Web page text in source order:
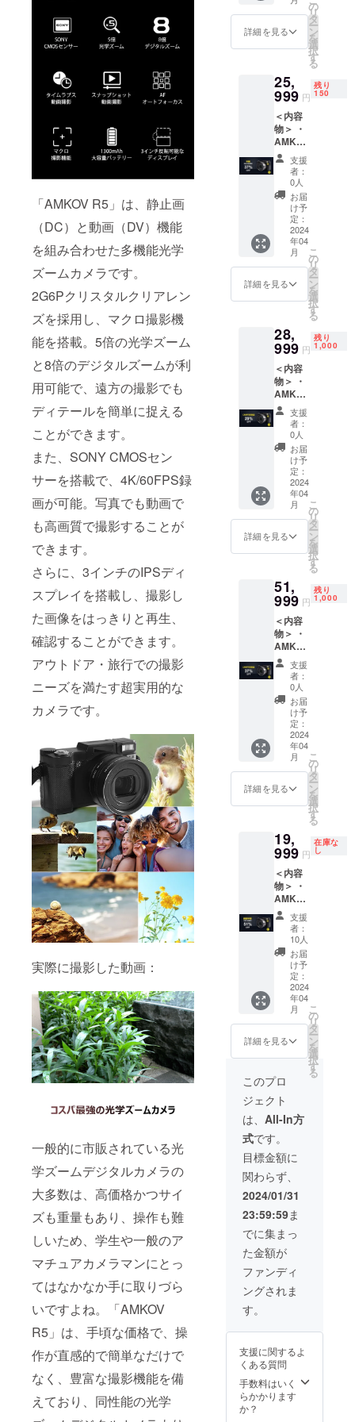
「AMKOV R5」は、静止画
（DC）と動画（DV）機能
を組み合わせた多機能光学
ズームカメラです。
2G6Pクリスタルクリアレン
ズを採用し、マクロ撮影機
能を搭載。5倍の光学ズーム
と8倍のデジタルズームが利
用可能で、遠方の撮影でも
ディテールを簡単に捉える
ことができます。
また、SONY CMOSセン
サーを搭載で、4K/60FPS録
画が可能。写真でも動画で
も高画質で撮影することが
できます。
さらに、3インチのIPSディ
スプレイを搭載し、撮影し
た画像をはっきりと再生、
確認することができます。
アウトドア・旅行での撮影
ニーズを満たす超実用的な
カメラです。
実際に撮影した動画：
一般的に市販されている光
学ズームデジタルカメラの
大多数は、高価格かつサイ
ズも重量もあり、操作も難
しいため、学生や一般のア
マチュアカメラマンにとっ
てはなかなか手に取りづら
いですよね。「AMKOV
R5」は、手頃な価格で、操
作が直感的で簡単なだけで
なく、豊富な撮影機能を備
えており、同性能の光学
デジタルな
どの革新的
な商品に注
内外のクラ
ウドファン
ディング
サービスを
ワンストッ
プで提供し
ておりま
・レン
ズ
キャッ
プ×1 ・
スト
×1 ・レ
ンズ
フード
×1 ・日
本語版
取扱説
明書×1
※送料込
の価格
となり
ます。
※一般販
売予定
価格
40,999
円。
詳細を見る
の
リ
タ
ー
ン
を
選
択
す
る
25,
999 円
残り
150
＜内容
物＞ ・
AMKOV
R5本体
×1 ・
1300m
Ahバッ
テリー
×1 ・充
電ケー
ブル×1
・レン
ズ
キャッ
プ×1 ・
スト
×1 ・レ
ンズ
フード
×1 ・日
本語版
取扱説
明書×1
※送料込
の価格
となり
ます。
※一般販
売予定
価格
40,999
円。
支援
者：
0人
お届
け予
定：
2024
年04
月
詳細を見る
こ
の
リ
タ
ー
ン
を
選
択
す
る
28,
999 円
残り
1,000
＜内容
物＞ ・
AMKOV
R5本体
×1 ・
1300m
Ahバッ
テリー
×1 ・充
電ケー
ブル×1
・レン
ズ
キャッ
プ×1 ・
スト
×1 ・レ
ンズ
フード
×1 ・日
本語版
取扱説
明書×1
※送料込
の価格
となり
ます。
※一般販
売予定
価格
40,999
円。
支援
者：
0人
お届
け予
定：
2024
年04
月
詳細を見る
こ
の
リ
タ
ー
ン
を
選
択
す
る
51,
999 円
残り
1,000
＜内容
物＞ ・
AMKOV
R5本体
×2 ・
1300m
Ahバッ
テリー
×2 ・充
電ケー
ブル×2
・レン
ズ
キャッ
プ×2 ・
スト
×2 ・レ
ンズ
フード
×2 ・日
本語版
取扱説
明書×2
※送料込
の価格
となり
ます。
※一般販
売予定
価格
81,998
円。
支援
者：
0人
お届
け予
定：
2024
年04
月
詳細を見る
こ
の
リ
タ
ー
ン
を
選
択
す
る
19,
999 円
在庫な
し
＜内容
物＞ ・
AMKOV
R5本体
×1 ・
1300m
Ahバッ
テリー
×1 ・充
電ケー
ブル×1
・レン
ズ
キャッ
プ×1 ・
スト
ラップ
×1 ・レ
ンズ
フード
×1 ・日
本語版
取扱説
明書×1
※送料込
の価格
となり
ます。
※一般販
売予定
価格
40,999
円。
支援
者：
10人
お届
け予
定：
2024
年04
月
詳細を見る
こ
の
リ
タ
ー
ン
を
選
択
す
る
このプロ
ジェクト
は、 All-In方
式です。
目標金額に
関わらず、
2024/01/31
23:59:59ま
でに集まっ
た金額が
ファンディ
ングされま
す。
支援に関するよ
くある質問
手数料はいく
らかかります
か？